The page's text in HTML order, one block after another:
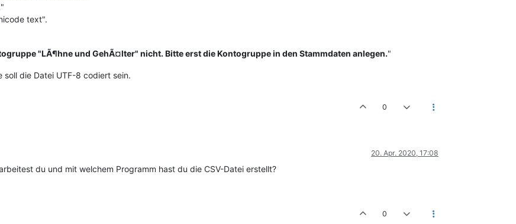
"
text".
"LÃ¶hne und GehÃ¤lter" nicht. Bitte erst die Kontogruppe in den Stammdaten anlegen."
soll die Datei UTF-8 codiert sein.
0
20. Apr. 2020, 17:08
du und mit welchem Programm hast du die CSV-Datei erstellt?
0